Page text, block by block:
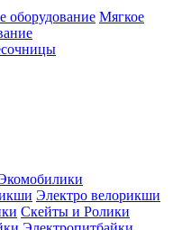
Мягкое
Электро велорикши
Скейты и Ролики